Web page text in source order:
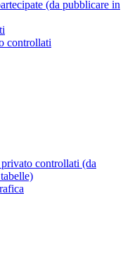
(da pubblicare in
controllati
controllati (da